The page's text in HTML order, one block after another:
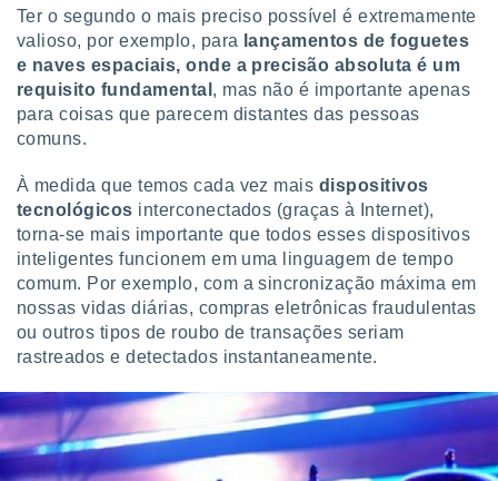
cookies,
site
Neste
lo de
os
a
website,
analisar o
ou
Pode
de
ao
Ter o segundo o mais preciso possível é extremamente
valioso, por exemplo, para lançamentos de foguetes
e naves espaciais, onde a precisão absoluta é um
requisito fundamental , mas não é importante apenas
para coisas que parecem distantes das pessoas
comuns.
À medida que temos cada vez mais dispositivos
tecnológicos interconectados (graças à Internet),
torna-se mais importante que todos esses dispositivos
inteligentes funcionem em uma linguagem de tempo
comum. Por exemplo, com a sincronização máxima em
nossas vidas diárias, compras eletrônicas fraudulentas
ou outros tipos de roubo de transações seriam
rastreados e detectados instantaneamente.